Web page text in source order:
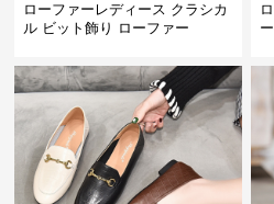
ローファーレディース クラシカ
ル ビット飾り ローファー